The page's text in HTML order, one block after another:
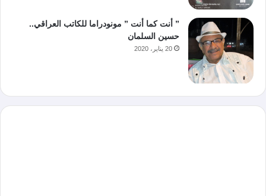
” أنت كما أنت ” مونودراما للكاتب العراقي..
حسين السلمان
20 يناير، 2020